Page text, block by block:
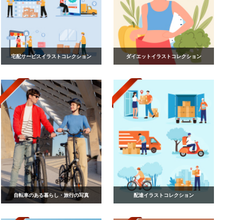
宅配サービスイラストコレクション ダイエットイラストコレクション
自転車のある暮らし・旅行の写真 配達イラストコレクション